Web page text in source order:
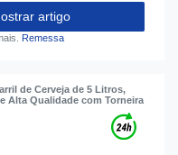
artigo
Remessa
de Cerveja de 5 Litros,
Alta Qualidade com Torneira